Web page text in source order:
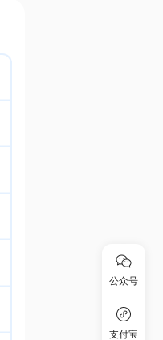
公众号
支付宝